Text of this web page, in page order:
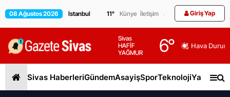
08 Ağustos 2026 11° Künye İletişim Giriş Yap
Sivas
HAFİF
YAĞMUR
6° Hava
Sivas HaberleriGündemAsayişSporTeknolojiYaşam